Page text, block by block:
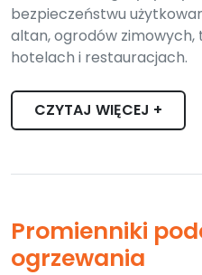
bezpieczeństwu
altan, ogrodów
hotelach i restauracjach.
CZYTAJ WIĘCEJ +
Promienniki
ogrzewania